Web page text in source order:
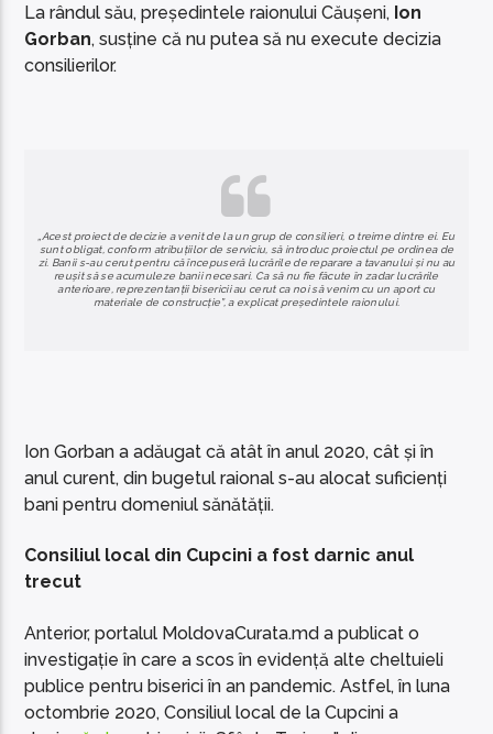
La rândul său, președintele raionului Căușeni, Ion
Gorban, susține că nu putea să nu execute decizia
consilierilor.
„Acest proiect de decizie a venit de la un grup de consilieri, o treime dintre ei. Eu
sunt obligat, conform atribuțiilor de serviciu, să introduc proiectul pe ordinea de
zi. Banii s-au cerut pentru că începuseră lucrările de reparare a tavanului și nu au
reușit să se acumuleze banii necesari. Ca să nu fie făcute în zadar lucrările
anterioare, reprezentanții bisericii au cerut ca noi să venim cu un aport cu
materiale de construcție”, a explicat președintele raionului.
Ion Gorban a adăugat că atât în anul 2020, cât și în
anul curent, din bugetul raional s-au alocat suficienți
bani pentru domeniul sănătății.
Consiliul local din Cupcini a fost darnic anul
trecut
Anterior, portalul MoldovaCurata.md a publicat o
investigație în care a scos în evidență alte cheltuieli
publice pentru biserici în an pandemic. Astfel, în luna
octombrie 2020, Consiliul local de la Cupcini a